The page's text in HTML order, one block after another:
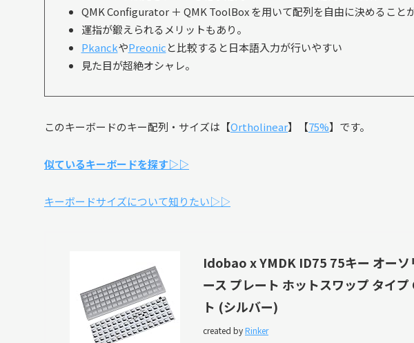
QMK Configurator ＋ QMK ToolBox を用いて配列を自由に決めること
運指が鍛えられるメリットもあり。
PkanckやPreonicと比較すると日本語入力が行いやすい
見た目が超絶オシャレ。
このキーボードのキー配列・サイズは【Ortholinear】【75%】です。
似ているキーボードを探す▷▷
キーボードサイズについて知りたい▷▷
Idobao x YMDK ID75 75キー オーソ
ース プレート ホットスワップ タイ
ト (シルバー)
created byRinker